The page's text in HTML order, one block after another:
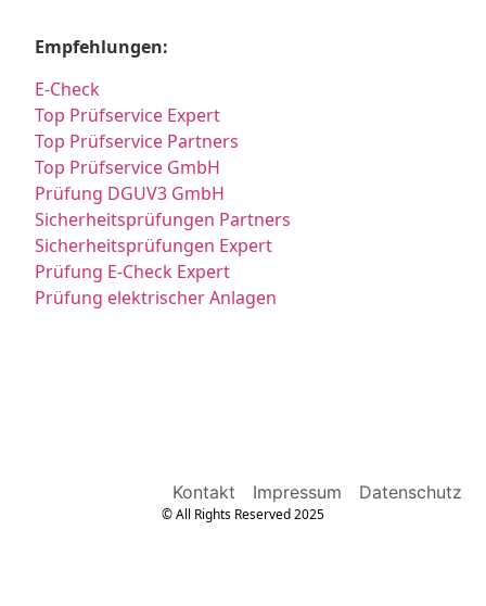
Empfehlungen:
E-Check
Top Prüfservice Expert
Top Prüfservice Partners
Top Prüfservice GmbH
Prüfung DGUV3 GmbH
Sicherheitsprüfungen Partners
Sicherheitsprüfungen Expert
Prüfung E-Check Expert
Prüfung elektrischer Anlagen
Kontakt Impressum Datenschutz
© All Rights Reserved 2025